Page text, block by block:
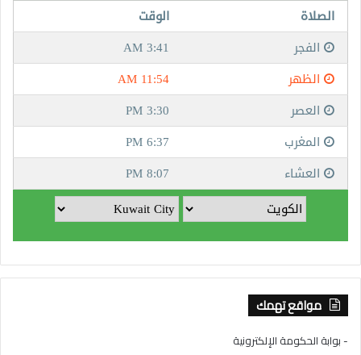
مواقع تهمك
- بوابة الحكومة الإلكترونية